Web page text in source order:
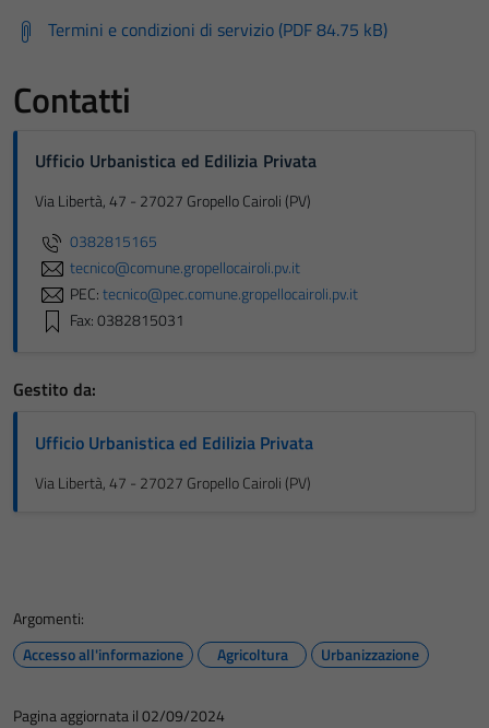
Termini e condizioni di servizio (PDF 84.75 kB)
Contatti
Ufficio Urbanistica ed Edilizia Privata
Via Libertà, 47 - 27027 Gropello Cairoli (PV)
0382815165
tecnico@comune.gropellocairoli.pv.it
PEC:tecnico@pec.comune.gropellocairoli.pv.it
Fax: 0382815031
Gestito da:
Ufficio Urbanistica ed Edilizia Privata
Via Libertà, 47 - 27027 Gropello Cairoli (PV)
Argomenti:
Accesso all'informazione
Agricoltura Urbanizzazione
Pagina aggiornata il 02/09/2024